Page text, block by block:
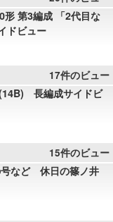
形 第3編成 「2代目な
ドビュー
17件のビュー
長編成サイドビ
15件のビュー
号など 休日の篠ノ井